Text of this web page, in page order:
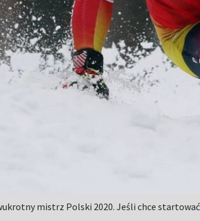
mistrz Polski 2020. Jeśli chce